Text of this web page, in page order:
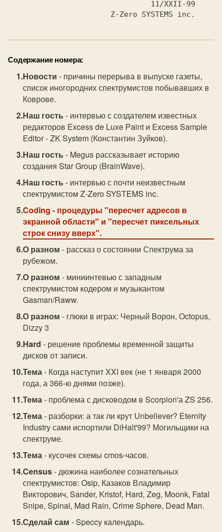
                       Z-Zero SYSTEMS inc.
Содержание номера:
Новости - причины перерыва в выпуске газеты,
список иногородних спектрумистов побывавших в
Коврове.
Наш гость - интервью с создателем известных
редакторов Excess de Luxe Paint и Excess Sample
Editor - ZK System (Константин Зуйков).
Наш гость - Megus рассказывает историю
создания Star Group (BrainWave).
Наш гость - интервью с почти неизвестным
спектрумистом Z-Zero SYSTEMS inc.
Coding - процедуры "пересчет адресов в
экранной области" и "пересчет пиксельных
строк снизу вверх".
О разном - рассказ о состоянии Спектрума за
рубежом.
О разном - миниинтевью с западным
спектрумистом кодером и музыкантом
Gasman/Raww.
О разном - глюки в играх: Черный Ворон, Octopus,
Dizzy 3
Hard - решение проблемы временной защиты
дисков от записи.
Тема- Когда наступит XXI век (не 1 января 2000
года, а 366-ю днями позже).
Тема- проблема с дисководом в Scorpion'а ZS 256.
Тема- разборки: а так ли крут Unbeliever? Eternity
Industry сами испортили DiHalt'99? Могильщики на
спектруме.
Тема- кусочек схемы cmos-часов.
Census- дюжина наиболее сознательных
спектрумистов: Osip, Казаков Владимир
Викторович, Sander, Kristof, Hard, Zeg, Moonk, Fatal
Snipe, Spinal, Mad Rain, Crime Sphere, Dead Man.
Сделай сам - Speccy календарь.